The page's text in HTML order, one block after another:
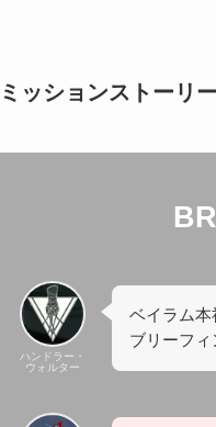
ミッションストーリー
ハンドラー・
ウォルター
ベイラム本
ブリーフィ